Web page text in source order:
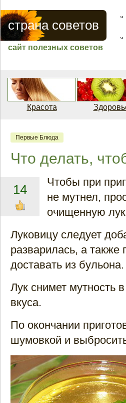
страна советов
сайт полезных советов
Красота
Первые Блюда
Что делать,
14
Чтобы при
не мутнел,
очищенную
Луковицу следует
разварилась, а также
доставать из бульона.
Лук снимет мутность
вкуса.
По окончании
шумовкой и